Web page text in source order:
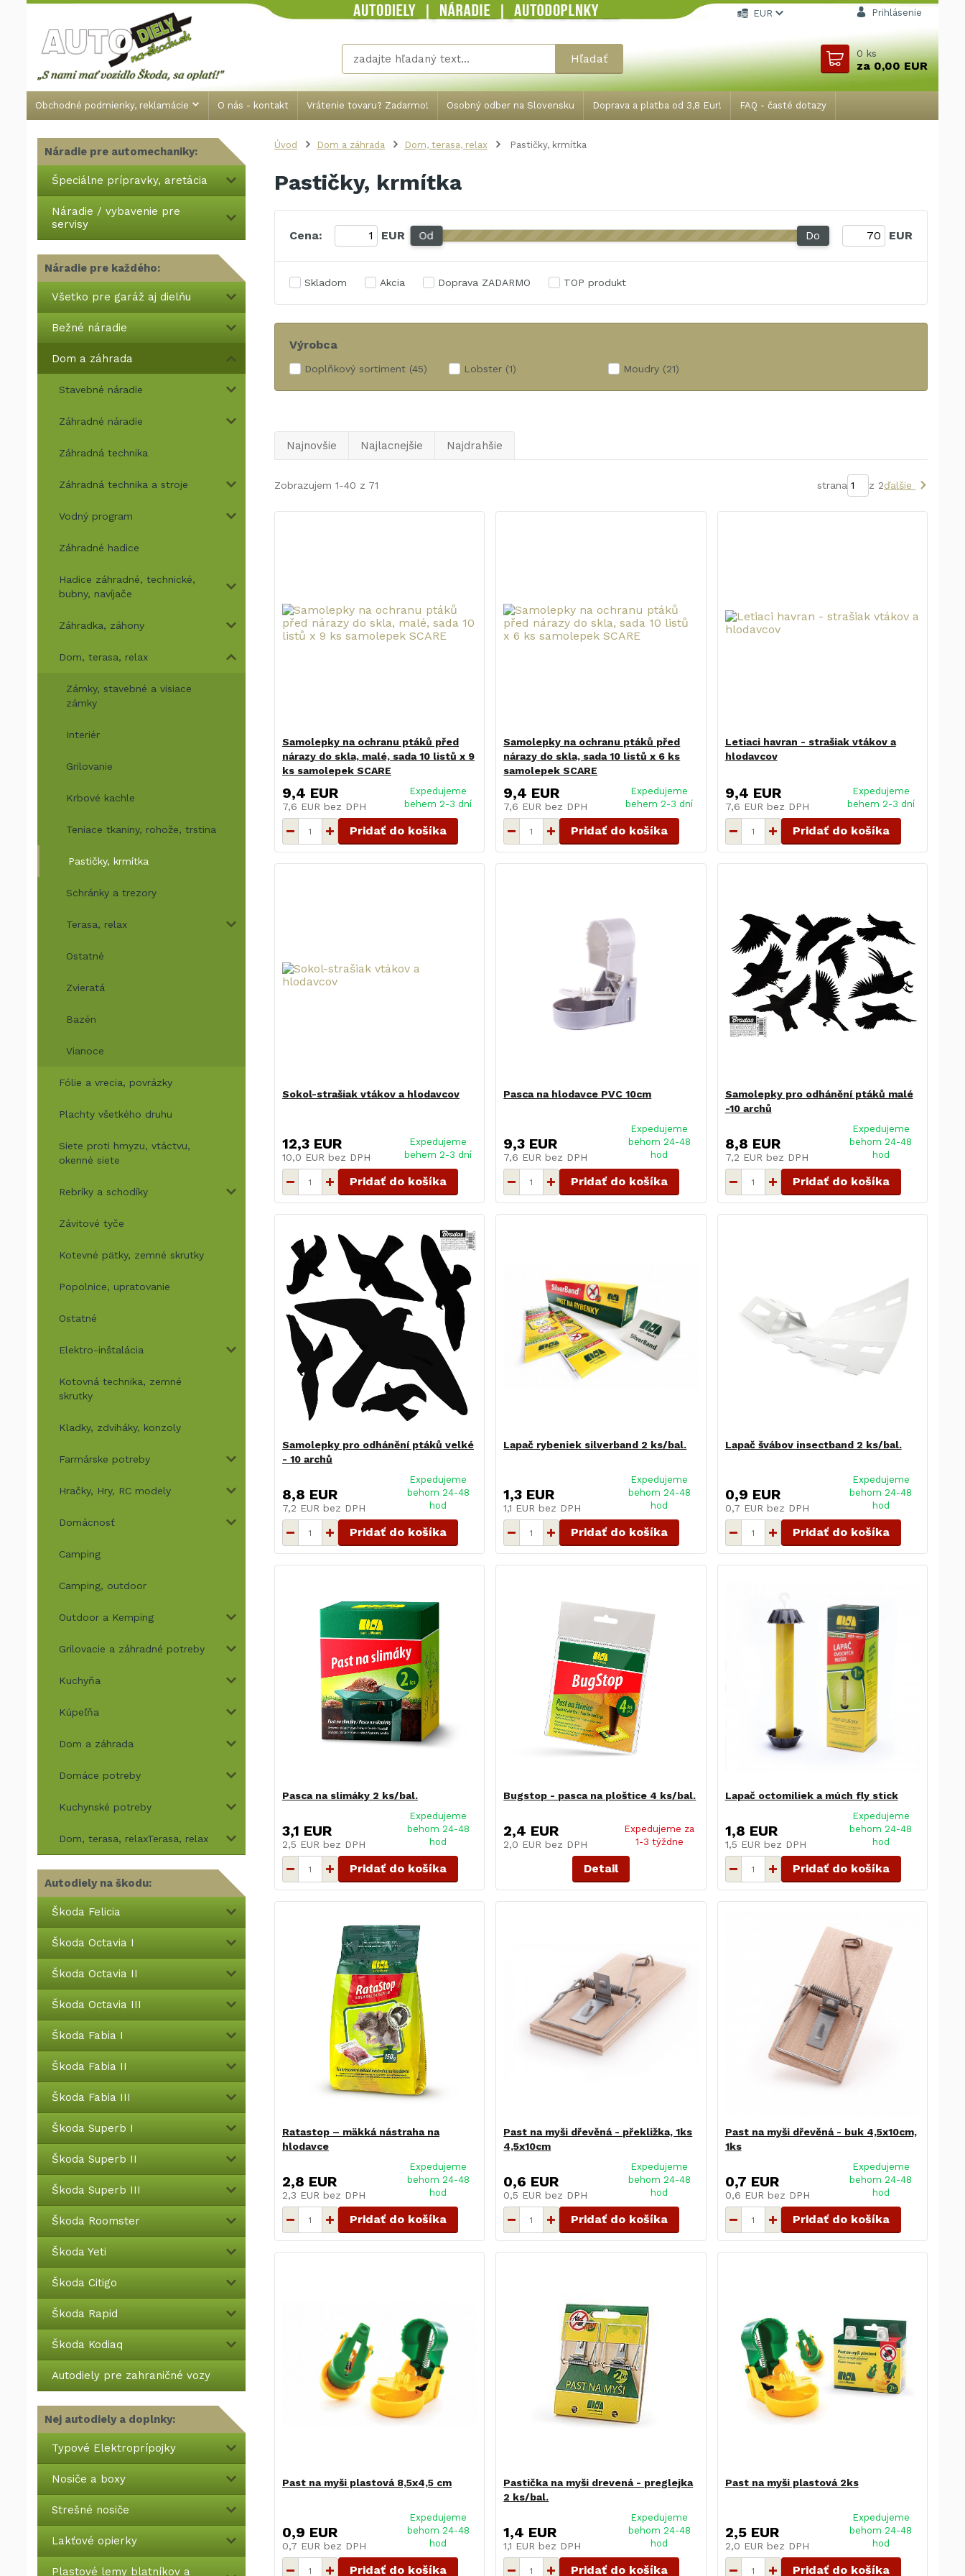
Obchodné podmienky, reklamácie O nás - kontakt Vrátenie tovaru? Zadarmo! Osobný odber na Slovensku Doprava a platba od 3,8 Eur! FAQ - časté dotazy
EUR Prihlásenie
Hľadať 0ks
za0,00 EUR
Náradie pre automechaniky:
Špeciálne prípravky, aretácia
Náradie / vybavenie pre
servisy
Náradie pre každého:
Všetko pre garáž aj dielňu
Bežné náradie
Dom a záhrada
Stavebné náradie
Záhradné náradie
Záhradná technika
Záhradná technika a stroje
Vodný program
Záhradné hadice
Hadice záhradné, technické,
bubny, navíjače
Záhradka, záhony
Dom, terasa, relax
Zámky, stavebné a visiace
zámky
Interiér
Grilovanie
Krbové kachle
Teniace tkaniny, rohože, trstina
Pastičky, krmítka
Schránky a trezory
Terasa, relax
Ostatné
Zvieratá
Bazén
Vianoce
Fólie a vrecia, povrázky
Plachty všetkého druhu
Siete proti hmyzu, vtáctvu,
okenné siete
Rebríky a schodíky
Závitové tyče
Kotevné pätky, zemné skrutky
Popolnice, upratovanie
Ostatné
Elektro-inštalácia
Kotovná technika, zemné
skrutky
Kladky, zdviháky, konzoly
Farmárske potreby
Hračky, Hry, RC modely
Domácnosť
Camping
Camping, outdoor
Outdoor a Kemping
Grilovacie a záhradné potreby
Kuchyňa
Kúpeľňa
Dom a záhrada
Domáce potreby
Kuchynské potreby
Dom, terasa, relaxTerasa, relax
Autodiely na škodu:
Škoda Felicia
Škoda Octavia I
Škoda Octavia II
Škoda Octavia III
Škoda Fabia I
Škoda Fabia II
Škoda Fabia III
Škoda Superb I
Škoda Superb II
Škoda Superb III
Škoda Roomster
Škoda Yeti
Škoda Citigo
Škoda Rapid
Škoda Kodiaq
Autodiely pre zahraničné vozy
Nej autodiely a doplnky:
Typové Elektroprípojky
Nosiče a boxy
Strešné nosiče
Lakťové opierky
Plastové lemy blatníkov a
Úvod Dom a záhrada Dom, terasa, relax Pastičky, krmítka
Pastičky, krmítka
Cena: EUR Od Do EUR
Skladom Akcia Doprava ZADARMO TOP produkt
Výrobca
Doplňkový sortiment (45) Lobster (1) Moudry (21)
Najnovšie Najlacnejšie Najdrahšie
Zobrazujem 1-40 z 71 strana z 2ďalšie
Samolepky na ochranu ptáků před
nárazy do skla, malé, sada 10 listů x 9
ks samolepek SCARE
9,4 EUR
7,6 EUR bez DPH
Expedujeme
behem 2-3 dní
Pridať do košíka
Samolepky na ochranu ptáků před
nárazy do skla, sada 10 listů x 6 ks
samolepek SCARE
9,4 EUR
7,6 EUR bez DPH
Expedujeme
behem 2-3 dní
Pridať do košíka
Letiaci havran - strašiak vtákov a
hlodavcov
9,4 EUR
7,6 EUR bez DPH
Expedujeme
behem 2-3 dní
Pridať do košíka
Sokol-strašiak vtákov a hlodavcov
12,3 EUR
10,0 EUR bez DPH
Expedujeme
behem 2-3 dní
Pridať do košíka
Pasca na hlodavce PVC 10cm
9,3 EUR
7,6 EUR bez DPH
Expedujeme
behom 24-48
hod
Pridať do košíka
Samolepky pro odhánění ptáků malé
-10 archů
8,8 EUR
7,2 EUR bez DPH
Expedujeme
behom 24-48
hod
Pridať do košíka
Samolepky pro odhánění ptáků velké
- 10 archů
8,8 EUR
7,2 EUR bez DPH
Expedujeme
behom 24-48
hod
Pridať do košíka
Lapač rybeniek silverband 2 ks/bal.
1,3 EUR
1,1 EUR bez DPH
Expedujeme
behom 24-48
hod
Pridať do košíka
Lapač švábov insectband 2 ks/bal.
0,9 EUR
0,7 EUR bez DPH
Expedujeme
behom 24-48
hod
Pridať do košíka
Pasca na slimáky 2 ks/bal.
3,1 EUR
2,5 EUR bez DPH
Expedujeme
behom 24-48
hod
Pridať do košíka
Bugstop - pasca na ploštice 4 ks/bal.
2,4 EUR
2,0 EUR bez DPH
Expedujeme za
1-3 týždne
Detail
Lapač octomiliek a múch fly stick
1,8 EUR
1,5 EUR bez DPH
Expedujeme
behom 24-48
hod
Pridať do košíka
Ratastop – mäkká nástraha na
hlodavce
2,8 EUR
2,3 EUR bez DPH
Expedujeme
behom 24-48
hod
Pridať do košíka
Past na myši dřevěná - překližka, 1ks
4,5x10cm
0,6 EUR
0,5 EUR bez DPH
Expedujeme
behom 24-48
hod
Pridať do košíka
Past na myši dřevěná - buk 4,5x10cm,
1ks
0,7 EUR
0,6 EUR bez DPH
Expedujeme
behom 24-48
hod
Pridať do košíka
Past na myši plastová 8,5x4,5 cm
0,9 EUR
0,7 EUR bez DPH
Expedujeme
behom 24-48
hod
Pridať do košíka
Pastička na myši drevená - preglejka
2 ks/bal.
1,4 EUR
1,1 EUR bez DPH
Expedujeme
behom 24-48
hod
Pridať do košíka
Past na myši plastová 2ks
2,5 EUR
2,0 EUR bez DPH
Expedujeme
behom 24-48
hod
Pridať do košíka